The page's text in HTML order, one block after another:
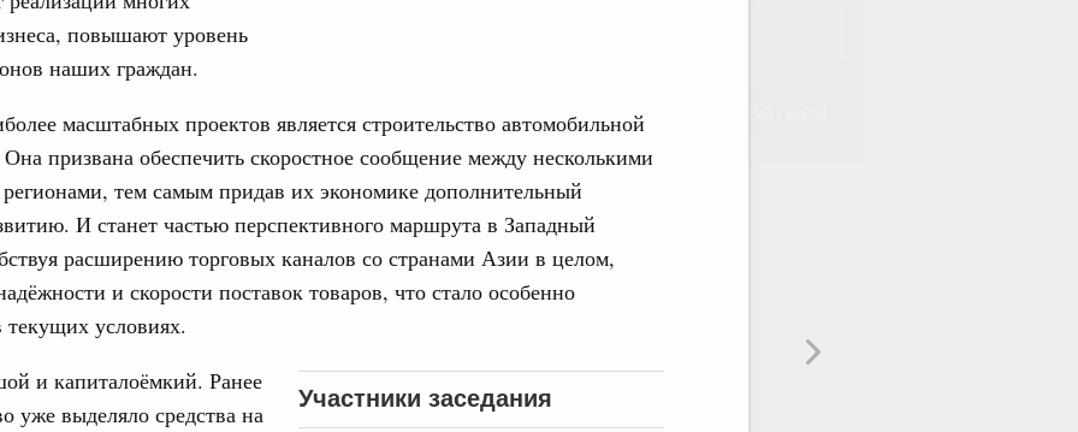
повышают уровень
наших граждан.
масштабных проектов является строительство автомобильной
призвана обеспечить скоростное сообщение между несколькими
тем самым придав их экономике дополнительный
И станет частью перспективного маршрута в Западный
расширению торговых каналов со странами Азии в целом,
и скорости поставок товаров, что стало особенно
условиях.
Участники заседания
и капиталоёмкий. Ранее
уже выделяло средства на
№21)
бюджетные ассигнования.
июня, четверг
№20)
предприятиями ЖКХ и электроэнергетики
задачах по подготовке к прохождению осенне-зимнего
июня, среда
№19)
Email